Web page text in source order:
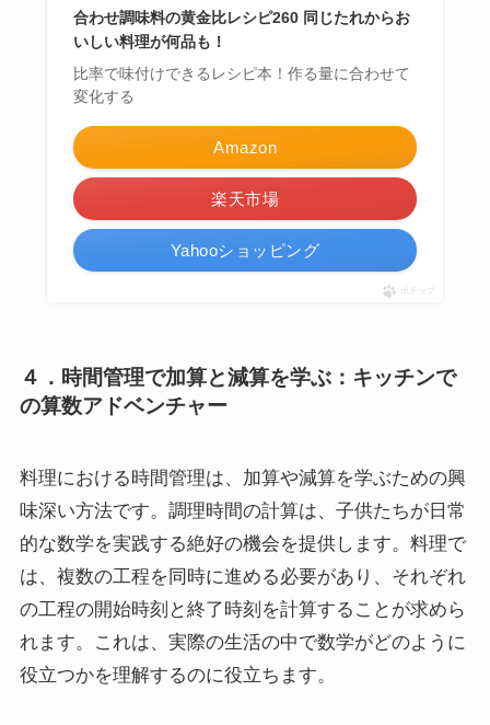
合わせ調味料の黄金比レシピ260 同じたれからお
いしい料理が何品も！
比率で味付けできるレシピ本！作る量に合わせて
変化する
Amazon
楽天市場
Yahooショッピング
ポチップ
４．時間管理で加算と減算を学ぶ：キッチンで
の算数アドベンチャー
料理における時間管理は、加算や減算を学ぶための興
味深い方法です。調理時間の計算は、子供たちが日常
的な数学を実践する絶好の機会を提供します。料理で
は、複数の工程を同時に進める必要があり、それぞれ
の工程の開始時刻と終了時刻を計算することが求めら
れます。これは、実際の生活の中で数学がどのように
役立つかを理解するのに役立ちます。